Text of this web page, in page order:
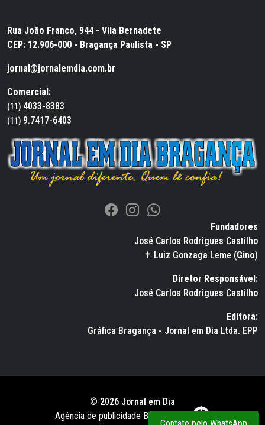
Rua João Franco, 944 - Vila Bernadete
CEP: 12.906-000 - Bragança Paulista - SP
jornal@jornalemdia.com.br
Comercial:
(11) 4033-8383
(11) 9.7417-6403
Fundadores
José Carlos Rodrigues Castilho
✝ Luiz Gonzaga Leme (Gino)
Diretor Responsável:
José Carlos Rodrigues Castilho
Editora:
Gráfica Bragança - Jornal em Dia Ltda. EPP
© 2026 Jornal em Dia
Agência de publicidade BWS RUSSO